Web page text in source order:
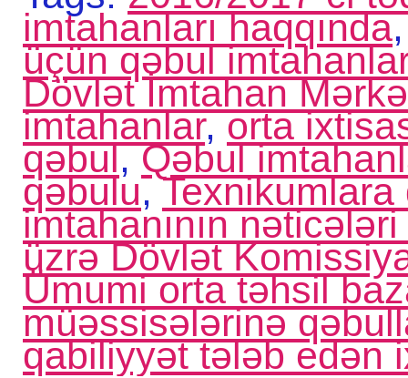
imtahanları haqqında
üçün qəbul
Dövlət İmtahan
imtahanlar,orta
qəbul,Qəbul
qəbulu,Texnikumlara
imtahanının
üzrə Dövlət
Ümumi orta təhsil
müəssisələrinə
qabiliyyət tələb edən